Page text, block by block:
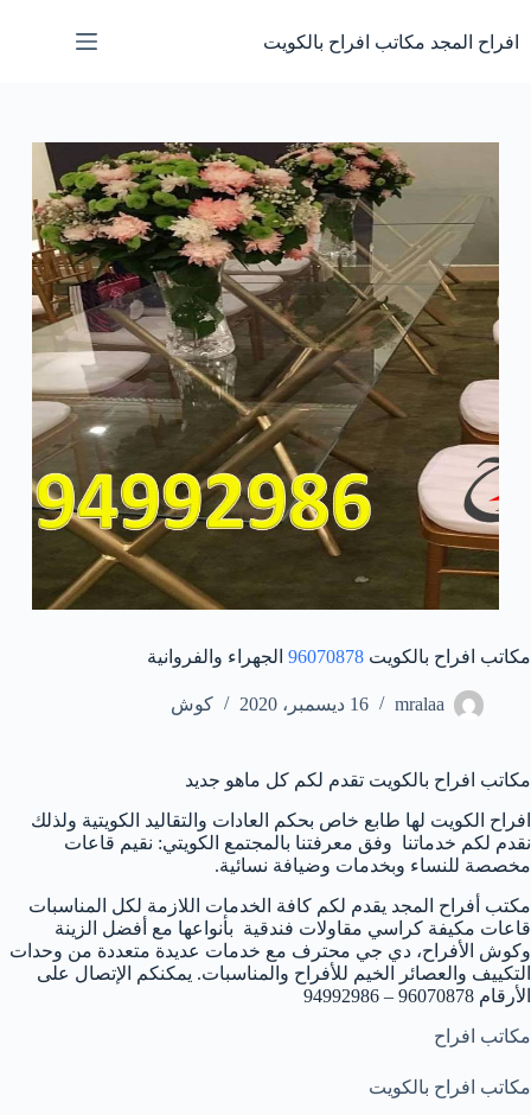
إلى
المحتوى
افراح المجد مكاتب افراح بالكويت
مكاتب افراح بالكويت 96070878 الجهراء والفروانية
mralaa 16 ديسمبر، 2020 كوش
مكاتب افراح بالكويت تقدم لكم كل ماهو جديد
افراح الكويت لها طابع خاص بحكم العادات والتقاليد الكويتية ولذلك
نقدم لكم خدماتنا وفق معرفتنا بالمجتمع الكويتي: نقيم قاعات
مخصصة للنساء وبخدمات وضيافة نسائية.
مكتب أفراح المجد يقدم لكم كافة الخدمات اللازمة لكل المناسبات
قاعات مكيفة كراسي مقاولات فندقية بأنواعها مع أفضل الزينة
وكوش الأفراح، دي جي محترف مع خدمات عديدة متعددة من وحدات
التكييف والعصائر الخيم للأفراح والمناسبات. يمكنكم الإتصال على
الأرقام 96070878 – 94992986
مكاتب افراح
مكاتب افراح بالكويت